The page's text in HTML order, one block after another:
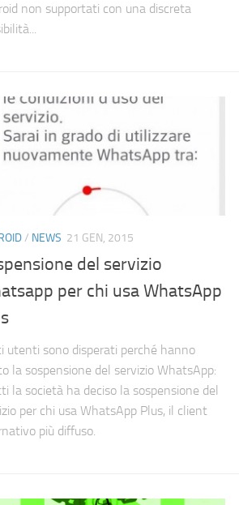
non supportati con una discreta
/ NEWS 21 GEN, 2015
del servizio
per chi usa WhatsApp
utenti sono disperati perché hanno
la sospensione del servizio WhatsApp:
la società ha deciso la sospensione del
per chi usa WhatsApp Plus, il client
più diffuso.